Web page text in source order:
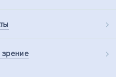
зрение